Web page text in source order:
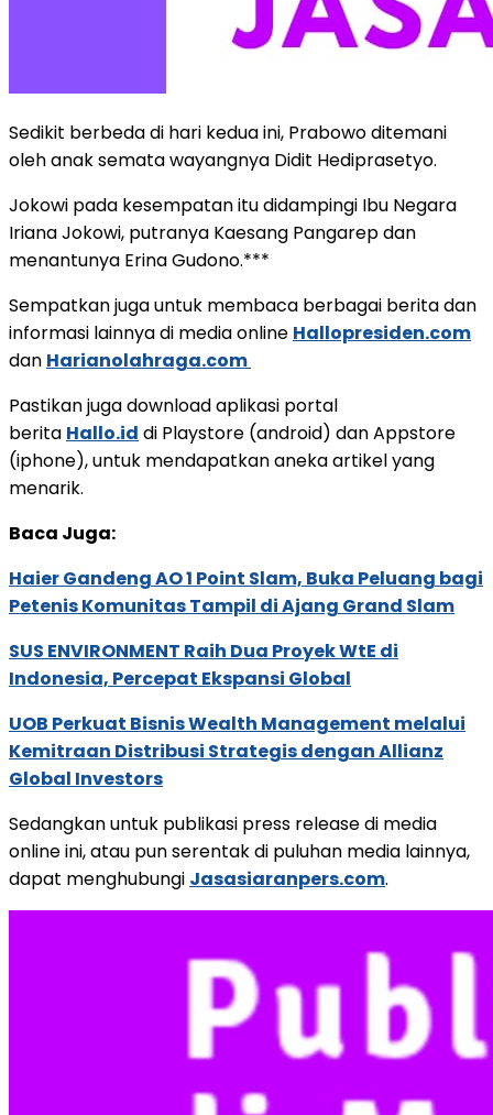
Sedikit berbeda di hari kedua ini, Prabowo ditemani
oleh anak semata wayangnya Didit Hediprasetyo.
Jokowi pada kesempatan itu didampingi Ibu Negara
Iriana Jokowi, putranya Kaesang Pangarep dan
menantunya Erina Gudono.***
Sempatkan juga untuk membaca berbagai berita dan
informasi lainnya di media online Hallopresiden.com
dan Harianolahraga.com
Pastikan juga download aplikasi portal
berita Hallo.id di Playstore (android) dan Appstore
(iphone), untuk mendapatkan aneka artikel yang
menarik.
Baca Juga:
Haier Gandeng AO 1 Point Slam, Buka Peluang bagi
Petenis Komunitas Tampil di Ajang Grand Slam
SUS ENVIRONMENT Raih Dua Proyek WtE di
Indonesia, Percepat Ekspansi Global
UOB Perkuat Bisnis Wealth Management melalui
Kemitraan Distribusi Strategis dengan Allianz
Global Investors
Sedangkan untuk publikasi press release di media
online ini, atau pun serentak di puluhan media lainnya,
dapat menghubungi Jasasiaranpers.com.